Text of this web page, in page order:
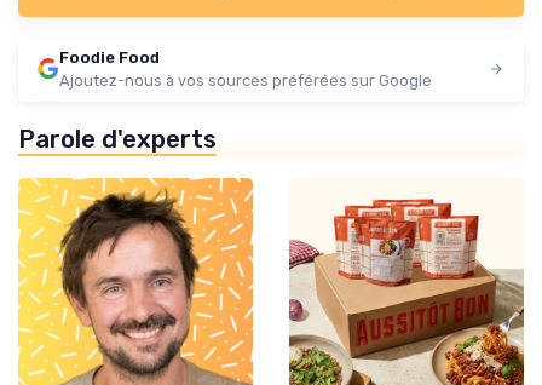
Foodie Food
Ajoutez-nous à vos sources préférées sur Google
Parole d'experts